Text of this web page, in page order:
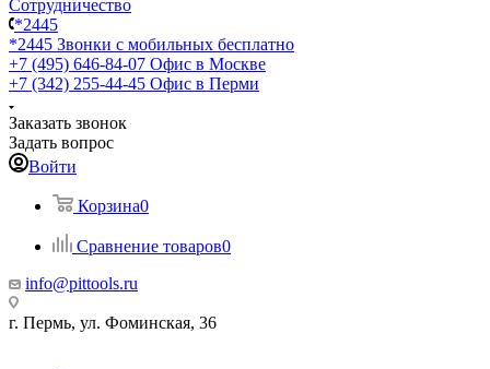
Сотрудничество
*2445
*2445 Звонки с мобильных бесплатно
+7 (495) 646-84-07 Офис в Москве
+7 (342) 255-44-45 Офис в Перми
Заказать звонок
Задать вопрос
Войти
Корзина0
Сравнение товаров0
info@pittools.ru
г. Пермь, ул. Фоминская, 36